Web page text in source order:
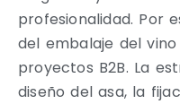
profesionalidad. Por
del embalaje del
proyectos B2B. La
diseño del asa, la